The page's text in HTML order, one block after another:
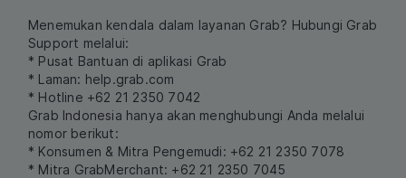
Menemukan kendala dalam layanan Grab? Hubungi Grab
Support melalui:
* Pusat Bantuan di aplikasi Grab
* Laman: help.grab.com
* Hotline +62 21 2350 7042
Grab Indonesia hanya akan menghubungi Anda melalui
nomor berikut:
* Konsumen & Mitra Pengemudi: +62 21 2350 7078
* Mitra GrabMerchant: +62 21 2350 7045